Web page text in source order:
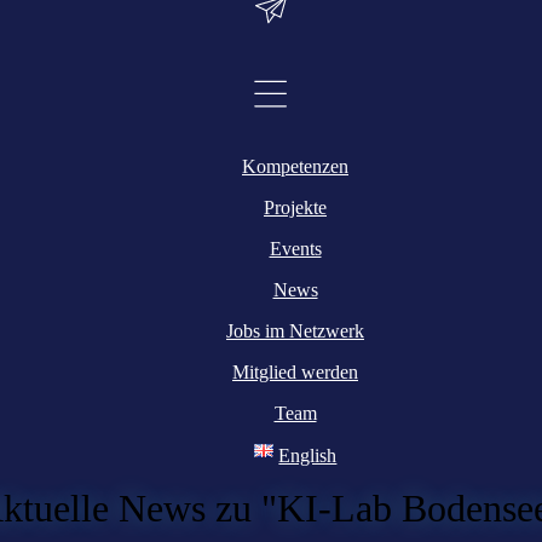
Kompetenzen
Projekte
Events
News
Jobs im Netzwerk
Mitglied werden
Team
English
News zu "KI-Lab